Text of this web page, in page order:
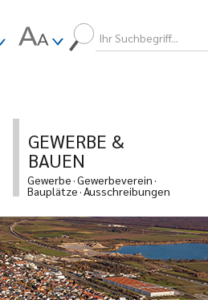
GEWERBE &
BAUEN
Gewerbe Gewerbeverein
Bauplätze Ausschreibungen